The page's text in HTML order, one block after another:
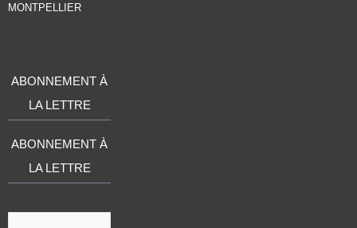
MONTPELLIER
ABONNEMENT À
LA LETTRE
ABONNEMENT À
LA LETTRE